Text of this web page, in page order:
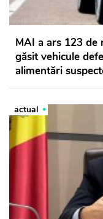
MAI a ars 123 de
găsit vehicule
alimentări
actual